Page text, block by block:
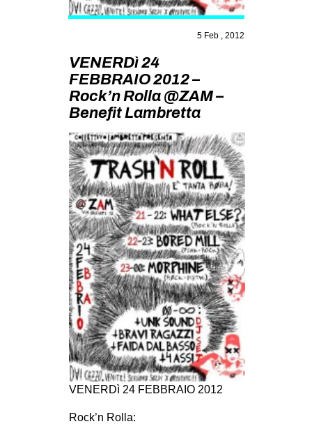
MOBILITAZIONI
SPORT POPOLARE
MOVIMENTI
AMBIENTE
ANTIFASCISMO
DIRITTO ALL’ABITARE
GENERI
MIGRAZIONI
PRECARIATO
REPRESSIONE
STUDENTI
CULTURE
ARTE
CINEMA
MANIFESTI
5 Feb , 2012
VENERDì 24
FEBBRAIO 2012 –
Rock’n Rolla @ZAM –
Benefit Lambretta
VENERDì 24 FEBBRAIO 2012
Rock’n Rolla: